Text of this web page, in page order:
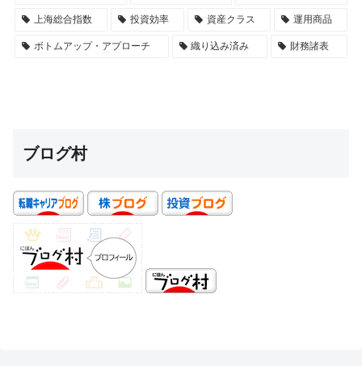
上海総合指数 投資効率 資産クラス 運用商品
ボトムアップ・アプローチ 織り込み済み 財務諸表
ブログ村